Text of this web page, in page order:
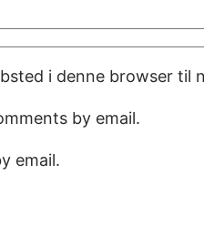
i denne browser til
by email.
email.